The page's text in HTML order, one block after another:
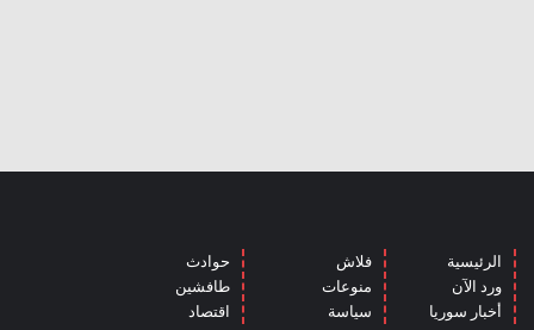
الرئيسية
ورد الآن
أخبار سوريا
فلاش
منوعات
سياسة
حوادث
طافشين
اقتصاد